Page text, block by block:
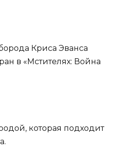
Криса Эванса
в «Мстителях: Война
которая подходит